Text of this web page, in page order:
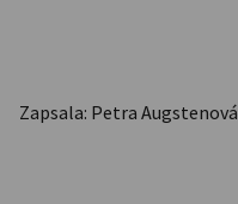
Zapsala: Petra Augstenová